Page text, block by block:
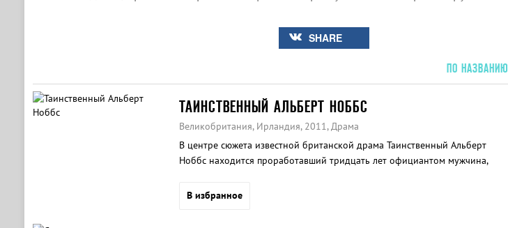
SHARE
ПО НАЗВАНИЮ
ТАИНСТВЕННЫЙ АЛЬБЕРТ НОББС
Великобритания, Ирландия, 2011, Драма
В центре сюжета известной британской драма Таинственный Альберт
Ноббс находится проработавший тридцать лет официантом мужчина,
В избранное